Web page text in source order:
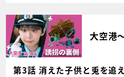
大空港
第3話 消えた子供と兎を追